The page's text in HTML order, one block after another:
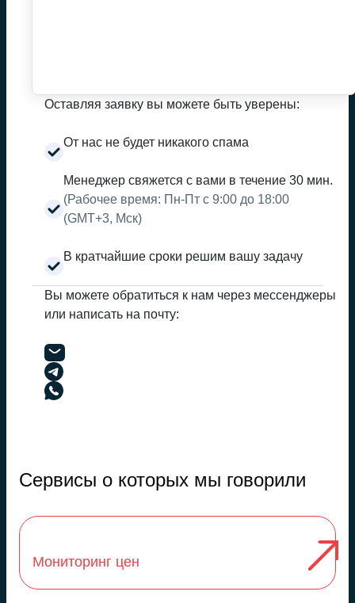
Оставляя заявку вы можете быть уверены:
От нас не будет никакого спама
Менеджер свяжется с вами в течение 30 мин.
(Рабочее время: Пн-Пт с 9:00 до 18:00
(GMT+3, Мск)
В кратчайшие сроки решим вашу задачу
Вы можете обратиться к нам через мессенджеры
или написать на почту:
Сервисы о которых мы говорили
Мониторинг цен